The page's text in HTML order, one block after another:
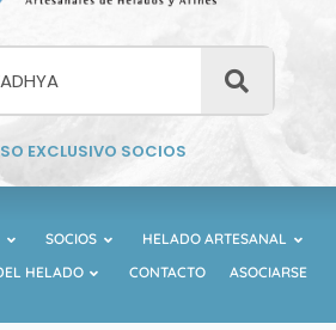
EXCLUSIVO SOCIOS
SOCIOS
HELADO ARTESANAL
HELADO CONTACTO ASOCIARSE